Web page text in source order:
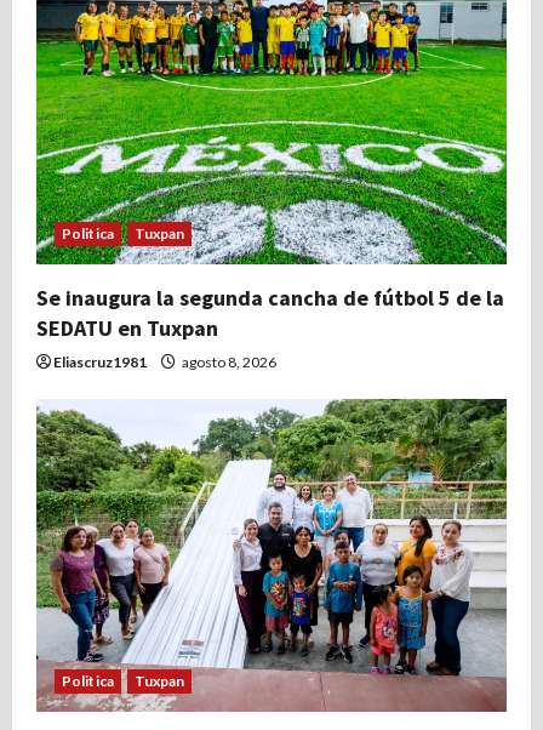
s
Politica Tuxpan
Se inaugura la segunda cancha de fútbol 5 de la
SEDATU en Tuxpan
Eliascruz1981 agosto 8, 2026
Politica Tuxpan